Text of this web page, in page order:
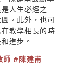
人生必經之
。此外，也可
教學相長的時
進步。
師 #陳建甫